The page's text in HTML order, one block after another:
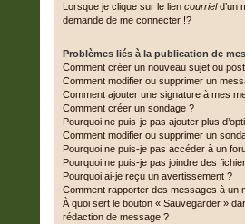
Lorsque je clique sur le lien courrield’un
demande de me connecter !?
Problèmes liés à la publication de
Comment créer un nouveau sujet ou
Comment modifier ou supprimer un
Comment ajouter une signature à mes
Comment créer un sondage ?
Pourquoi ne puis-je pas ajouter plus
Comment modifier ou supprimer un
Pourquoi ne puis-je pas accéder à un
Pourquoi ne puis-je pas joindre des
Pourquoi ai-je reçu un avertissement ?
Comment rapporter des messages à un
À quoi sert le bouton « Sauvegarder »
rédaction de message ?